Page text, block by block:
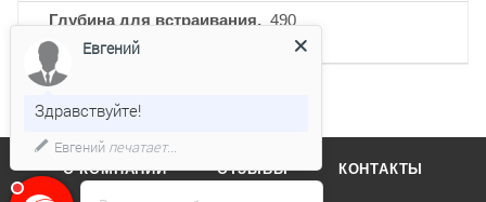
Глубина для встраивания, 490
О КОМПАНИИ ОТЗЫВЫ КОНТАКТЫ
Евгений
Здравствуйте!
Евгенийпечатает...